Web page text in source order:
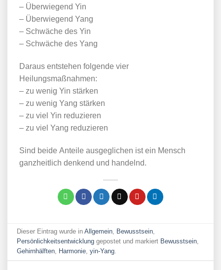
– Überwiegend Yin
– Überwiegend Yang
– Schwäche des Yin
– Schwäche des Yang
Daraus entstehen folgende vier
Heilungsmaßnahmen:
– zu wenig Yin stärken
– zu wenig Yang stärken
– zu viel Yin reduzieren
– zu viel Yang reduzieren
Sind beide Anteile ausgeglichen ist ein Mensch
ganzheitlich denkend und handelnd.
Dieser Eintrag wurde inAllgemein, Bewusstsein,
Persönlichkeitsentwicklung gepostet und markiert Bewusstsein,
Gehirnhälften, Harmonie,yin-Yang.